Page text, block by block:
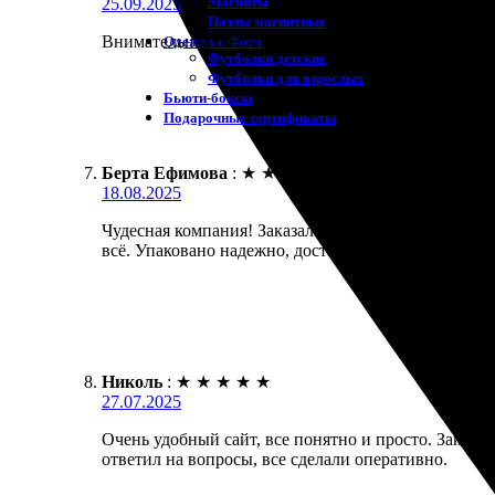
Пазлы магнитные
Одежда с Фото
Футболки детские
Футболки для взрослых
Бьюти-боксы
Подарочные сертификаты
25.09.2025
Внимательный сервис, быстрое исполнение.
Берта Ефимова : ★ ★
18.08.2025
Чудесная компания! Заказала печать на холсте и
всё. Упаковано надежно, доставка быстрая.
Николь : ★ ★ ★ ★ ★
27.07.2025
Очень удобный сайт, все понятно и просто.
ответил на вопросы, все сделали оперативно.